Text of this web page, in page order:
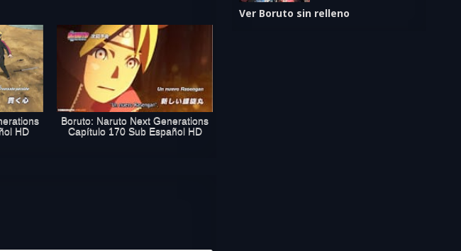
HD
Boruto: Naruto Next Generations
Capítulo 170 Sub Español HD
Ver Boruto sin relleno